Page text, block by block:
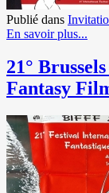
Publié dans
En savoir plus...
21°
Fantasy